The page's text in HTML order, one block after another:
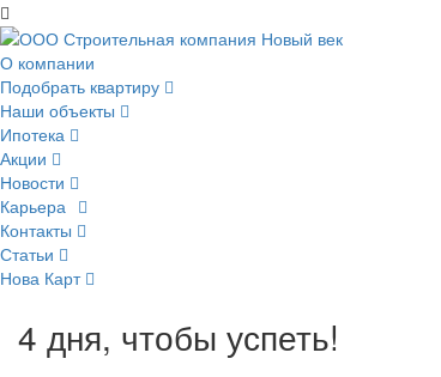
О компании
Подобрать квартиру
Наши объекты
Ипотека
Акции
Новости
Карьера
Контакты
Статьи
Нова Карт
4 дня, чтобы успеть!